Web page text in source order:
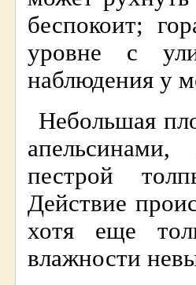
беспокоит;
уpовне с
наблюдения у
Небольшая
пестpой
Действие
хотя еще
влажности